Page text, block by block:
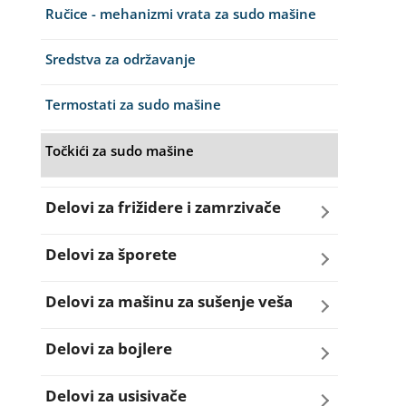
Ručice za vrata za veš mašinu
Šarke za veš mašine
Semerinzi
Stakla i okviri vrata za veš mašinu
Termostati i hidrostati za veš mašine
Ručice - mehanizmi vrata za sudo mašine
Sredstva za održavanje
Termostati za sudo mašine
Točkići za sudo mašine
Delovi za frižidere i zamrzivače
Aqua filteri za frižidere
Dihtunzi za frižidere i zamrzivače
Elektronika za frižidere i zamrzivače
Kompresori za frižidere i zamrzivače
Delovi za šporete
Dihtunzi za šporete
Dugmad za šporete
Grejači za šporete
Delovi za mašinu za sušenje veša
Dihtunzi mašine za sušenje veša
Elektronika mašine za sušenje veša
Delovi za bojlere
Grejači za bojlere
Delovi za usisivače